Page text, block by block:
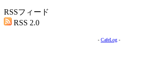
RSSフィード
RSS 2.0
- CafeLog -